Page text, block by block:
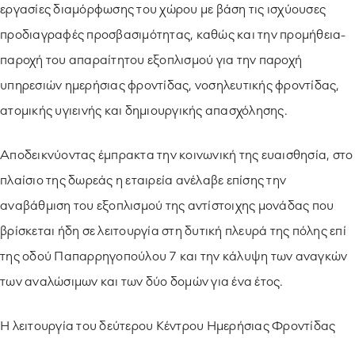
εργασίες διαμόρφωσης του χώρου με βάση τις ισχύουσες
προδιαγραφές προσβασιμότητας, καθώς και την προμήθεια-
παροχή του απαραίτητου εξοπλισμού για την παροχή
υπηρεσιών ημερήσιας φροντίδας, νοσηλευτικής φροντίδας,
ατομικής υγιεινής και δημιουργικής απασχόλησης.
Αποδεικνύοντας έμπρακτα την κοινωνική της ευαισθησία, στο
πλαίσιο της δωρεάς η εταιρεία ανέλαβε επίσης την
αναβάθμιση του εξοπλισμού της αντίστοιχης μονάδας που
βρίσκεται ήδη σε λειτουργία στη δυτική πλευρά της πόλης επί
της οδού Παπαρρηγοπούλου 7 και την κάλυψη των αναγκών
των αναλώσιμων και των δύο δομών για ένα έτος.
Η λειτουργία του δεύτερου Κέντρου Ημερήσιας Φροντίδας